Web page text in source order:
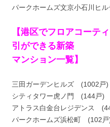
パークホームズ文京小石川ヒ
【港区でフロアコーテ
引ができる新築
マンション一覧】
三田ガーデンヒルズ (1002戸
シティタワー虎ノ門 (144戸)
アトラス白金台レジデンス
パークホームズ浜松町 (102